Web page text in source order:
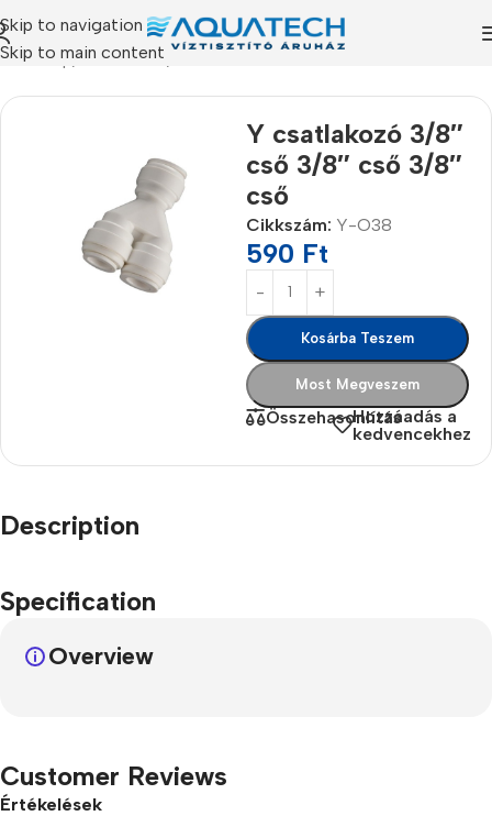
Skip to navigation
Skip to main content
Kezdőlap/Termékeink
Y csatlakozó 3/8″
cső 3/8″ cső 3/8″
cső
Cikkszám: Y-O38
590 Ft
Kosárba Teszem
Most Megveszem
ÖsszehasonlításHozzáadás a
kedvencekhez
Description
Specification
Overview
Customer Reviews
Értékelések